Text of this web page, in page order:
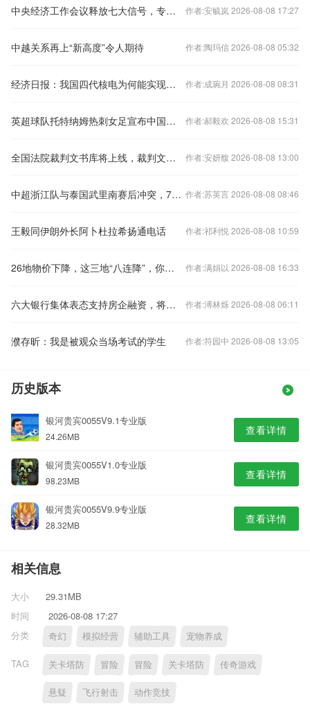
中央经济工作会议释放七大信号，专家火线解读 作者:安毓岚 2026-08-08 17:27
中越关系再上“新高度”令人期待 作者:陶玛信 2026-08-08 05:32
经济日报：我国四代核电为何能实现领跑 作者:成琬月 2026-08-08 08:31
英超球队托特纳姆热刺女足宣布中国球员王霜加盟 作者:郝毅欢 2026-08-08 15:31
全国法院裁判文书库将上线，裁判文书公开何去何从？ 作者:安妍馥 2026-08-08 13:00
中超浙江队与泰国武里南赛后冲突，7人被禁赛48场 作者:苏英言 2026-08-08 08:46
王毅同伊朗外长阿卜杜拉希扬通电话 作者:祁利悦 2026-08-08 10:59
26地物价下降，这三地“八连降”，你家呢？ 作者:满娟以 2026-08-08 16:33
六大银行集体表态支持房企融资，将如何影响楼市？ 作者:溥林烁 2026-08-08 06:11
濮存昕：我是被观众当场考试的学生 作者:符园中 2026-08-08 13:05
历史版本
银河贵宾0055V9.1专业版
24.26MB 查看详情
银河贵宾0055V1.0专业版
98.23MB 查看详情
银河贵宾0055V9.9专业版
28.32MB 查看详情
相关信息
大小
29.31MB
时间
2026-08-08 17:27
分类
奇幻 模拟经营 辅助工具 宠物养成
TAG 关卡塔防 冒险 冒险 关卡塔防 传奇游戏
悬疑 飞行射击 动作竞技